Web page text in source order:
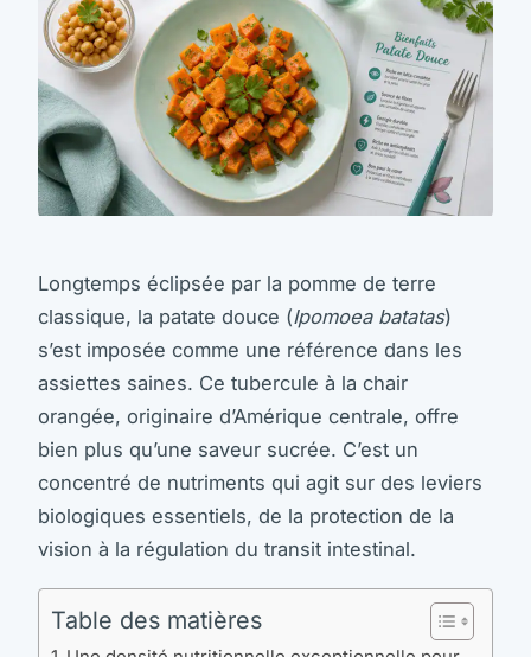
Longtemps éclipsée par la pomme de terre
classique, la patate douce (Ipomoea batatas)
s’est imposée comme une référence dans les
assiettes saines. Ce tubercule à la chair
orangée, originaire d’Amérique centrale, offre
bien plus qu’une saveur sucrée. C’est un
concentré de nutriments qui agit sur des leviers
biologiques essentiels, de la protection de la
vision à la régulation du transit intestinal.
Table des matières